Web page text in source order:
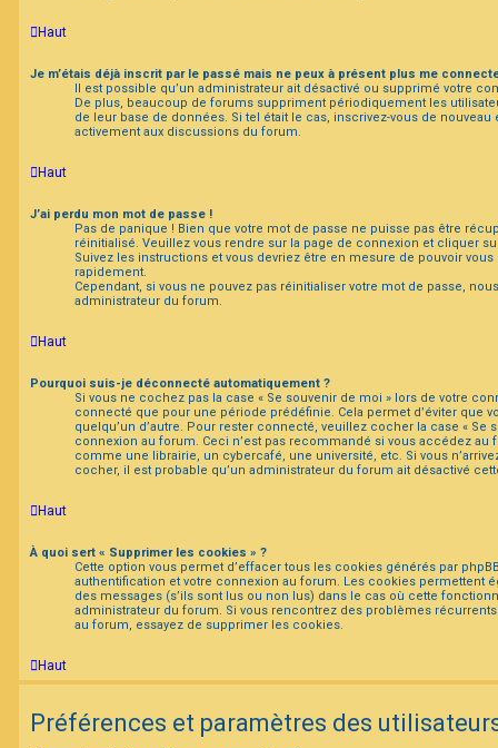
Haut
Je m’étais déjà inscrit par le passé mais ne peux à présent plus me
Il est possible qu’un administrateur ait désactivé ou supprimé votre
De plus, beaucoup de forums suppriment périodiquement les
de leur base de données. Si tel était le cas, inscrivez-vous de
activement aux discussions du forum.
Haut
J’ai perdu mon mot de passe !
Pas de panique ! Bien que votre mot de passe ne puisse pas être
réinitialisé. Veuillez vous rendre sur la page de connexion et cliquer
Suivez les instructions et vous devriez être en mesure de pouvoir
rapidement.
Cependant, si vous ne pouvez pas réinitialiser votre mot de passe,
administrateur du forum.
Haut
Pourquoi suis-je déconnecté automatiquement ?
Si vous ne cochez pas la case « Se souvenir de moi » lors de votre
connecté que pour une période prédéfinie. Cela permet d’éviter que
quelqu’un d’autre. Pour rester connecté, veuillez cocher la case « Se
connexion au forum. Ceci n’est pas recommandé si vous accédez
comme une librairie, un cybercafé, une université, etc. Si vous
cocher, il est probable qu’un administrateur du forum ait désactivé
Haut
À quoi sert « Supprimer les cookies » ?
Cette option vous permet d’effacer tous les cookies générés par
authentification et votre connexion au forum. Les cookies permettent
des messages (s’ils sont lus ou non lus) dans le cas où cette
administrateur du forum. Si vous rencontrez des problèmes
au forum, essayez de supprimer les cookies.
Haut
Préférences et paramètres des